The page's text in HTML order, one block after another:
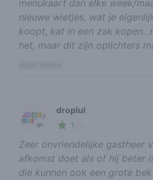
menukaart dan elke week/
nieuwe wietjes, wat je
koopt, kat in een zak
het, maar dit zijn oplichters
🌱
droplul
1
Zeer onvriendelijke gastheer
afkomst doet als of hij beter
die kunnen ook een grote